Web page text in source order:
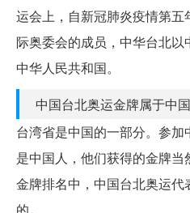
运会上，自新冠肺炎疫情第
际奥委会的成员，中华台北
中华人民共和国。
中国台北奥运金牌属于中
台湾省是中国的一部分。参
是中国人，他们获得的金牌
金牌排名中，中国台北奥运
的。